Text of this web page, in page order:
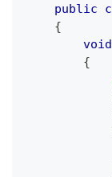
public
{
void
{